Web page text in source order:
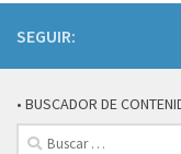
SEGUIR:
• BUSCADOR DE
Buscar: